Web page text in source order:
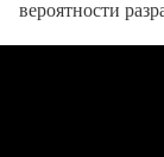
вероятности